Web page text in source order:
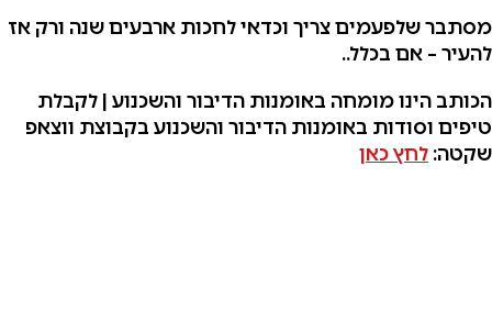
מסתבר שלפעמים צריך וכדאי לחכות ארבעים שנה ורק אז
להעיר – אם בכלל..
הכותב הינו מומחה באומנות הדיבור והשכנוע | לקבלת
טיפים וסודות באומנות הדיבור והשכנוע בקבוצת ווצאפ
שקטה: לחץ כאן